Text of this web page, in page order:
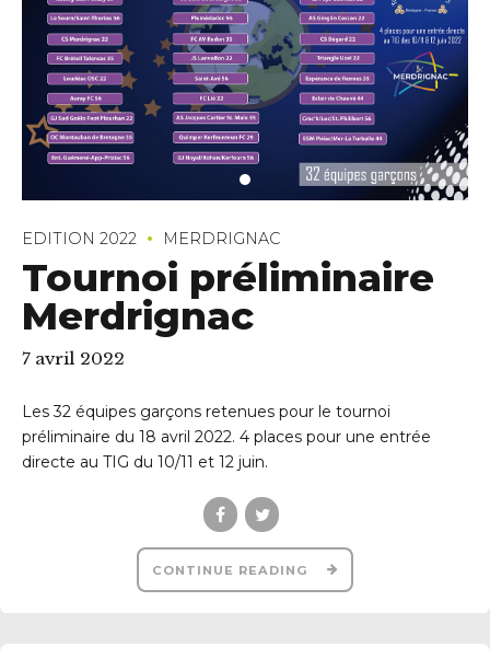
EDITION 2022 MERDRIGNAC
Tournoi préliminaire
Merdrignac
7 avril 2022
Les 32 équipes garçons retenues pour le tournoi
préliminaire du 18 avril 2022. 4 places pour une entrée
directe au TIG du 10/11 et 12 juin.
CONTINUE READING